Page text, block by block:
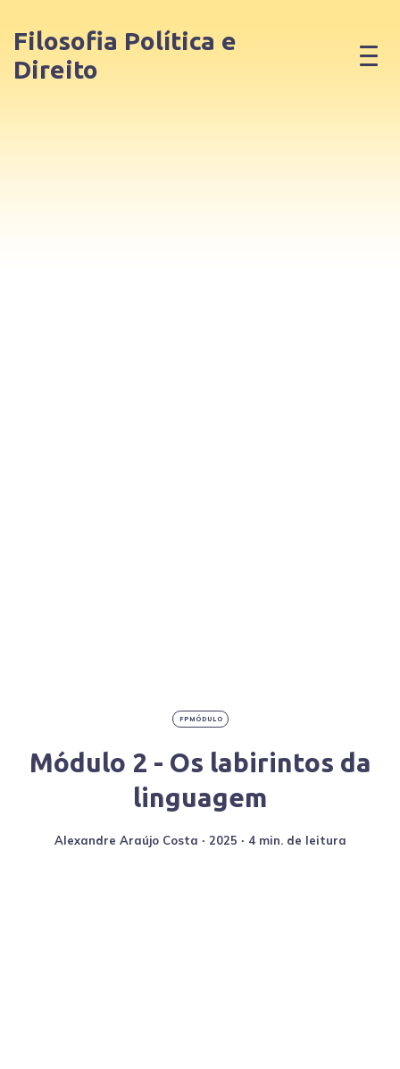
Filosofia Política e
Direito
FPMÓDULO
Módulo 2 - Os labirintos da
linguagem
Alexandre Araújo Costa ∙ 2025 ∙ 4 min. de leitura